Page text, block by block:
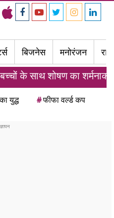
बिजनेस मनोरंजन
के साथ शोषण का शर्मनाक
युद्ध #फीफा वर्ल्ड कप